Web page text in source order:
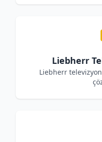
Liebherr
Liebherr